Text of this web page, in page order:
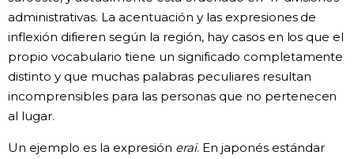
administrativas. La acentuación y las expresiones de
inflexión difieren según la región, hay casos en los que el
propio vocabulario tiene un significado completamente
distinto y que muchas palabras peculiares resultan
incomprensibles para las personas que no pertenecen
al lugar.
Un ejemplo es la expresión erai. En japonés estándar